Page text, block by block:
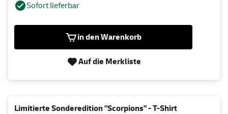
Sofort lieferbar
in den Warenkorb
Auf die Merkliste
Limitierte Sonderedition "Scorpions" - T-Shirt